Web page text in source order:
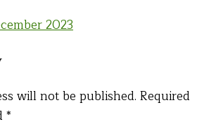
2023
will not be published. Required
*